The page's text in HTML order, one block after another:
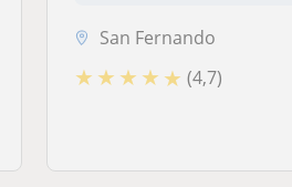
San Fernando
★ ★ ★ ★ ★ (4,7)